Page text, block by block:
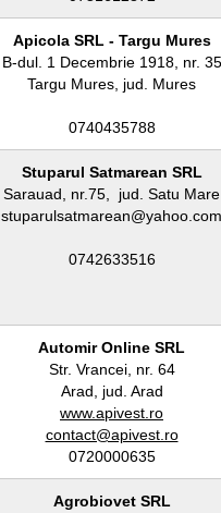
Apicola SRL - Targu Mures
B-dul. 1 Decembrie 1918, nr. 35
Targu Mures, jud. Mures
0740435788
Stuparul Satmarean SRL
Sarauad, nr.75, jud. Satu Mare
stuparulsatmarean@yahoo.com
0742633516
Automir Online SRL
Str. Vrancei, nr. 64
Arad, jud. Arad
www.apivest.ro
contact@apivest.ro
0720000635
Agrobiovet SRL